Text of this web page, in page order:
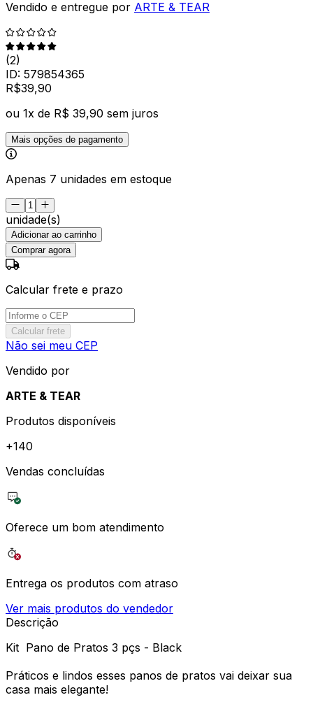
Vendido e entregue por ARTE & TEAR
(2)
ID: 579854365
R$39,90
ou 1x de R$ 39,90 sem juros
Mais opções de pagamento
Apenas 7 unidades em estoque
unidade(s)
Adicionar ao carrinho
Comprar agora
Calcular frete e prazo
Calcular frete
Não sei meu CEP
Vendido por
ARTE & TEAR
Produtos disponíveis
+140
Vendas concluídas
Oferece um bom atendimento
Entrega os produtos com atraso
Ver mais produtos do vendedor
Descrição
Kit Pano de Pratos 3 pçs - Black
Práticos e lindos esses panos de pratos vai deixar sua
casa mais elegante!